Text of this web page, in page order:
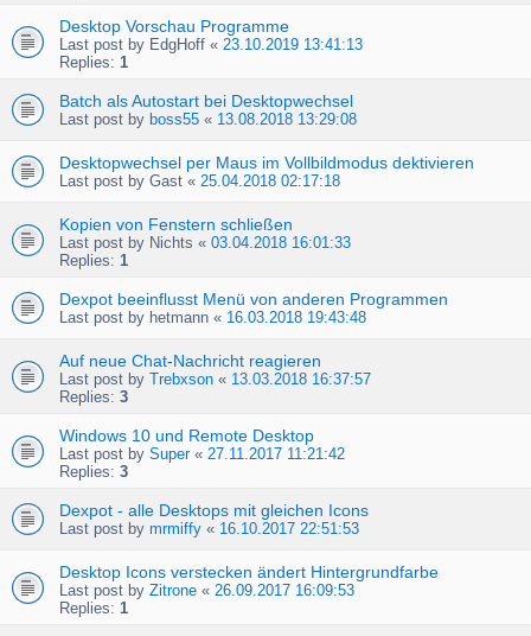
Desktop Vorschau Programme
Last post by EdgHoff « 23.10.2019 13:41:13
Replies: 1
Batch als Autostart bei Desktopwechsel
Last post by boss55 « 13.08.2018 13:29:08
Desktopwechsel per Maus im Vollbildmodus dektivieren
Last post by Gast « 25.04.2018 02:17:18
Kopien von Fenstern schließen
Last post by Nichts « 03.04.2018 16:01:33
Replies: 1
Dexpot beeinflusst Menü von anderen Programmen
Last post by hetmann « 16.03.2018 19:43:48
Auf neue Chat-Nachricht reagieren
Last post by Trebxson « 13.03.2018 16:37:57
Replies: 3
Windows 10 und Remote Desktop
Last post by Super« 27.11.2017 11:21:42
Replies: 3
Dexpot - alle Desktops mit gleichen Icons
Last post by mrmiffy « 16.10.2017 22:51:53
Desktop Icons verstecken ändert Hintergrundfarbe
Last post by Zitrone « 26.09.2017 16:09:53
Replies: 1